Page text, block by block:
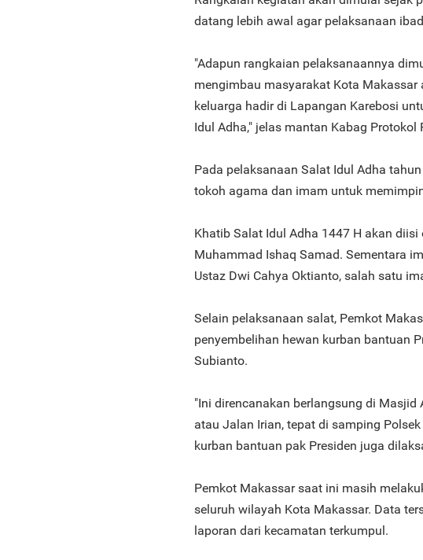
datang lebih awal agar pelaksanaan
"Adapun rangkaian pelaksanaannya
mengimbau masyarakat Kota
keluarga hadir di Lapangan Karebosi
Idul Adha," jelas mantan Kabag Protokol
Pada pelaksanaan Salat Idul Adha
tokoh agama dan imam untuk
Khatib Salat Idul Adha 1447 H akan diisi
Muhammad Ishaq Samad. Sementara
Ustaz Dwi Cahya Oktianto, salah satu
Selain pelaksanaan salat, Pemkot
penyembelihan hewan kurban bantuan
Subianto.
"Ini direncanakan berlangsung di Masjid
atau Jalan Irian, tepat di samping
kurban bantuan pak Presiden juga
Pemkot Makassar saat ini masih
seluruh wilayah Kota Makassar. Data
laporan dari kecamatan terkumpul.